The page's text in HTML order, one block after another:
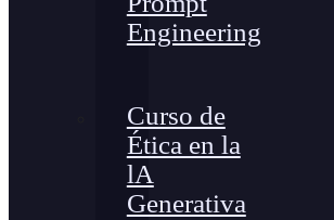
Engineering
Curso de
Ética en la
lA
Generativa